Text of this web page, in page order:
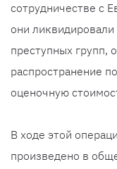
сотрудничестве с
они
преступных групп,
распространение
оценочную
В ходе этой
произведено в